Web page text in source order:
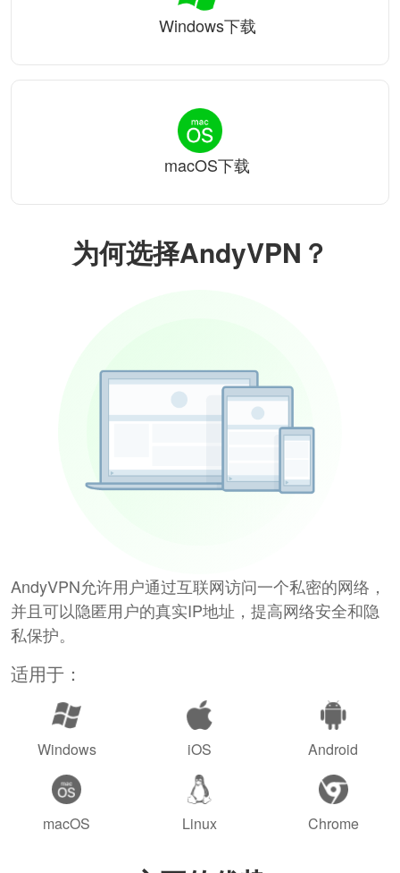
为何选择AndyVPN？
AndyVPN允许用户通过互联网访问一个私密的网络，
并且可以隐匿用户的真实IP地址，提高网络安全和隐
私保护。
适用于：
Windows iOS Android
macOS Linux Chrome
Windows下载
macOS下载